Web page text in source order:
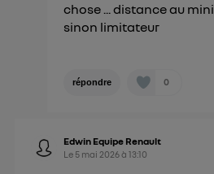
chose ... distance au mini
sinon limitateur
répondre 0
Edwin Equipe Renault
Le 5 mai 2026à13:10